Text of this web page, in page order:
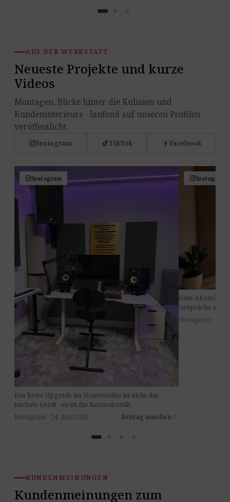
AUS DER WERKSTATT
Neueste Projekte und kurze
Videos
Montagen, Blicke hinter die Kulissen und
Kundeninterieurs - laufend auf unseren Profilen
veröffentlicht.
Instagram TikTok Facebook
Instagram
Instagram · 24. Juni 2026 Beitrag ansehen arrow_outward
Das beste Upgrade im Homestudio ist nicht das
nächste Gerät - es ist die Raumakustik.
Instagram
Instagram · 8.
Gute Akustik
Gespräche am
KUNDENMEINUNGEN
Kundenmeinungen zum